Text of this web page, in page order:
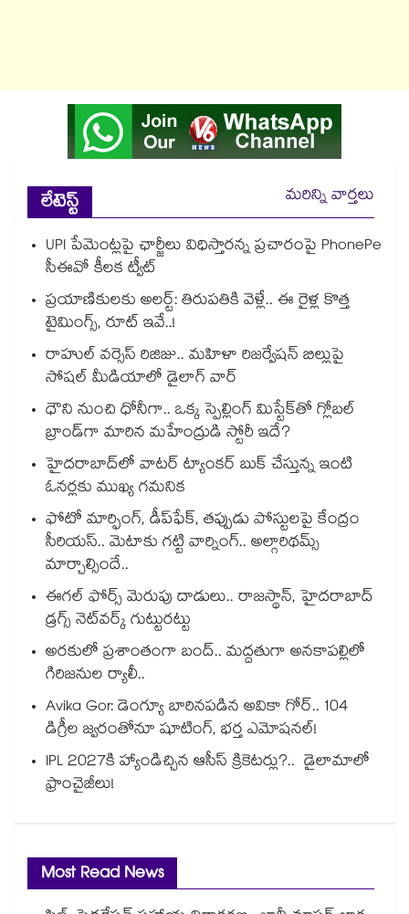
లేటెస్ట్
మరిన్ని వార్తలు
UPI పేమెంట్లపై ఛార్జీలు విధిస్తారన్న ప్రచారంపై PhonePe
సీఈవో కీలక ట్వీట్
ప్రయాణికులకు అలర్ట్: తిరుపతికి వెళ్లే.. ఈ రైళ్ల కొత్త
టైమింగ్స్, రూట్ ఇవే..!
రాహుల్ వర్సెస్ రిజిజు.. మహిళా రిజర్వేషన్ బిల్లుపై
సోషల్ మీడియాలో డైలాగ్ వార్
ధౌని నుంచి ధోనీగా.. ఒక్క స్పెల్లింగ్ మిస్టేక్‌తో గ్లోబల్
బ్రాండ్‌గా మారిన మహేంద్రుడి స్టోరీ ఇదే?
హైదరాబాద్⁪లో వాటర్ ట్యాంకర్ బుక్ చేస్తున్న ఇంటి
ఓనర్లకు ముఖ్య గమనిక
ఫోటో మార్ఫింగ్, డీప్‌ఫేక్‌, తప్పుడు పోస్టులపై కేంద్రం
సీరియస్.. మెటాకు గట్టి వార్నింగ్.. అల్గారిథమ్స్
మార్చాల్సిందే..
ఈగల్ ఫోర్స్ మెరుపు దాడులు.. రాజస్థాన్, హైదరాబాద్‌
డ్రగ్స్‌ నెట్‌వర్క్‌ గుట్టురట్టు
అరకులో ప్రశాంతంగా బంద్.. మద్దతుగా అనకాపల్లిలో
గిరిజనుల ర్యాలీ..
Avika Gor: డెంగ్యూ బారినపడిన అవికా గోర్.. 104
డిగ్రీల జ్వరంతోనూ షూటింగ్, భర్త ఎమోషనల్!
IPL 2027కి హ్యాండిచ్చిన ఆసీస్ క్రికెటర్లు?.. డైలామాలో
ఫ్రాంచైజీలు!
Most Read News